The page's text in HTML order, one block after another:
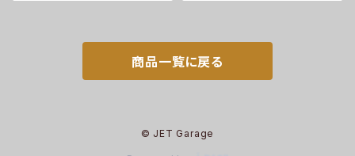
商品一覧に戻る
© JET Garage